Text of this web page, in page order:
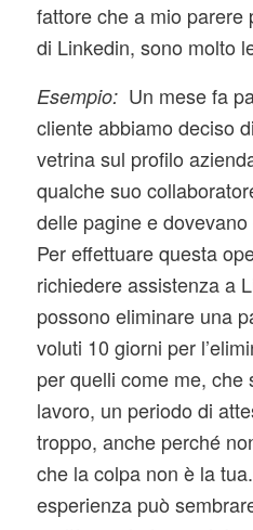
fattore che a mio parere
di Linkedin, sono molto
Esempio: Un mese fa
cliente abbiamo deciso
vetrina sul profilo
qualche suo
delle pagine e
Per effettuare questa
richiedere assistenza a
possono eliminare una
voluti 10 giorni per
per quelli come me, che
lavoro, un periodo di
troppo, anche perché
che la colpa non è la
esperienza può